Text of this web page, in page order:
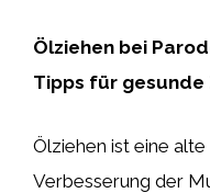
Ölziehen bei
Tipps für gesunde
Ölziehen ist eine
Verbesserung der